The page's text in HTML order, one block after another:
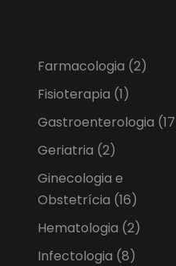
Farmacologia (2)
Fisioterapia (1)
Gastroenterologia
Geriatria (2)
Ginecologia e
Obstetrícia (16)
Hematologia (2)
Infectologia (8)